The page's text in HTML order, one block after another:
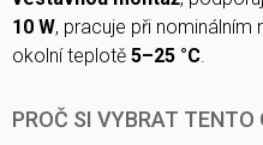
10 W, pracuje při nominálním
okolní teplotě 5–25 °C.
PROČ SI VYBRAT TENTO